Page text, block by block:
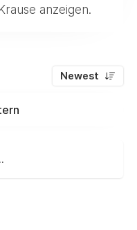
anzeigen.
Newest